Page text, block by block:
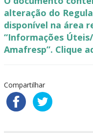
alteração do
disponível na área
“Informações
Amafresp”. Clique
Compartilhar